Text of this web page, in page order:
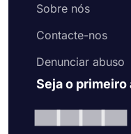
Sobre nós
Contacte-nos
Denunciar abuso
Seja o primeiro